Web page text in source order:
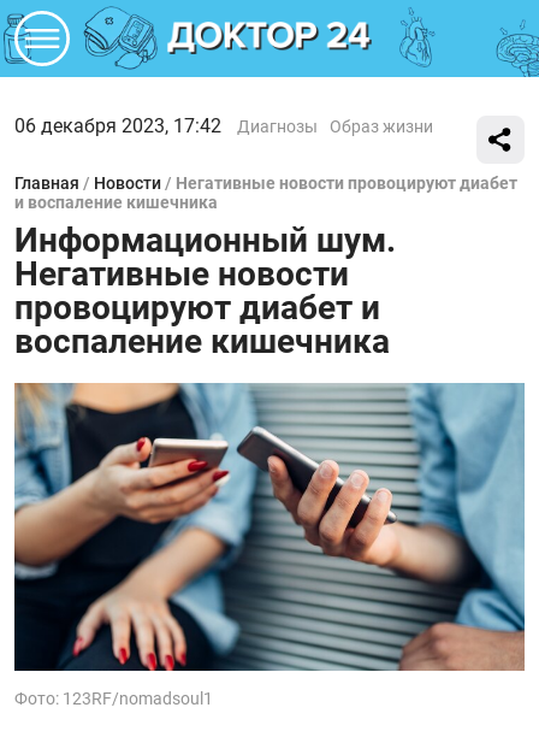
06 декабря 2023, 17:42 Диагнозы Образ жизни
Главная / Новости / Негативные новости провоцируют диабет
и воспаление кишечника
Информационный шум.
Негативные новости
провоцируют диабет и
воспаление кишечника
Фото: 123RF/nomadsoul1